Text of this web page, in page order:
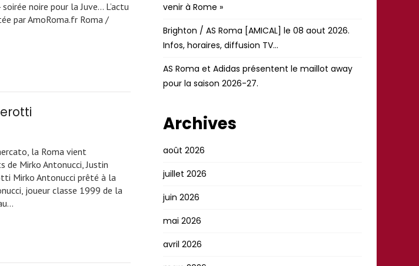
noire pour la Juve... L’actu
par AmoRoma.fr Roma /
la Roma vient
de Mirko Antonucci, Justin
Mirko Antonucci prêté à la
joueur classe 1999 de la
venir à Rome »
Brighton / AS Roma [AMICAL] le 08 aout 2026.
Infos, horaires, diffusion TV…
AS Roma et Adidas présentent le maillot away
pour la saison 2026-27.
Archives
août 2026
juillet 2026
juin 2026
mai 2026
avril 2026